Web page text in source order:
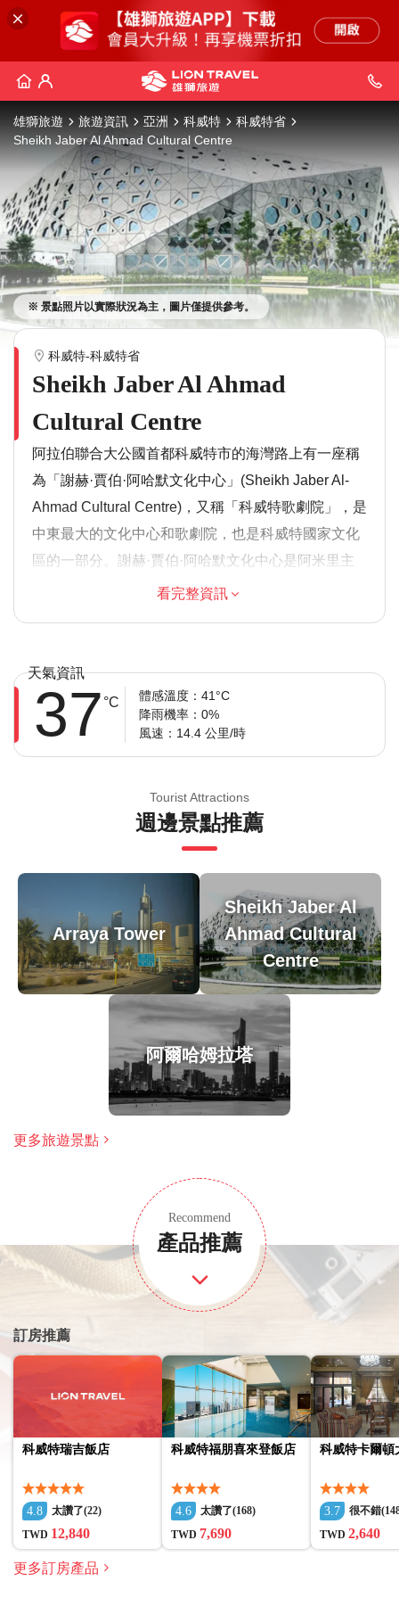
雄獅旅遊 旅遊資訊 亞洲 科威特
科威特省
Sheikh Jaber Al Ahmad Cultural Centre
※ 景點照片以實際狀況為主，圖片僅提供參考。
科威特-科威特省
Sheikh Jaber Al Ahmad
Cultural Centre
阿拉伯聯合大公國首都科威特市的海灣路上有一座稱
為「謝赫·賈伯·阿哈默文化中心」(Sheikh Jaber Al-
Ahmad Cultural Centre)，又稱「科威特歌劇院」，是
中東最大的文化中心和歌劇院，也是科威特國家文化
區的一部分。謝赫·賈伯·阿哈默文化中心是阿米里主
政院所有的多元文化公共空間，包含音樂、劇場、電
館、歷史文件中心以及公共公園，耗時兩年完工，大
約面積為21.4萬平方米，預算為7.75億美元。文化中
心包含四座建築物，以入口庭院四周圍繞一個公共廣
場，設計靈感源自伊斯蘭建築傳統，這些二維圖樣被
要求，連接一個設有停車場和服務區的線形景觀臺。
遊客從停車場乘載電梯與自動人行道來到地面入口庭
院。四座建築物有結構鋼筋包覆，容納了一系列獨立
的混凝土建築物，初級鋼架被一道雨屏包圍，玻璃區
域由次級鋼架、甲板和保溫材料支撐，再用一系列鈦
合金面板保護，其底下的建築物主要以混凝土建造，
包含一個大型的挖掘地下室，與一系列服務隧道和標
準士非工程規範區域相連接。各個建築物有獨立的樓
梯和電梯、步道連接裝置，公眾級別的入口大多是地
面層向上的方式。
由於遊覽的歷史重點，建議成人參加，但歡迎家庭
大多數旅行者都可以參加
涉及適量步行；請選擇合適的鞋子
在所有天氣條件下運行；請穿著得體
看完整資訊
天氣資訊
37 °C
體感溫度：41°C
降雨機率：0%
風速：14.4 公里/時
Tourist Attractions
週邊景點推薦
Arraya Tower
Sheikh Jaber Al
Ahmad Cultural
Centre
阿爾哈姆拉塔
更多旅遊景點
Recommend
產品推薦
訂房推薦
科威特瑞吉飯店
4.8
太讚了(22)
TWD 12,840
科威特福朋喜來登飯店
4.6
太讚了(168)
TWD 7,690
科威特卡爾頓
3.7
很不錯
TWD 2,640
更多訂房產品